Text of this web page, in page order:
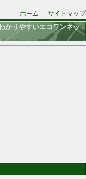
ホーム サイトマップ
かりやすいエコワンネッ